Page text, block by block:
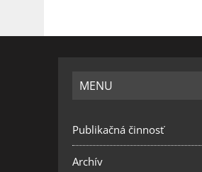
MENU
Publikačná činnosť
Archív